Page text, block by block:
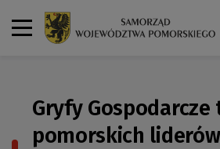
Gryfy
pomorskich